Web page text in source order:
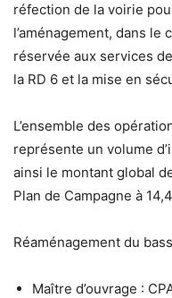
réfection de la voirie
l’aménagement, dans le
réservée aux services
la RD 6 et la mise en
L’ensemble des
représente un volume
ainsi le montant global
Plan de Campagne à
Réaménagement du
Maître d’ouvrage :